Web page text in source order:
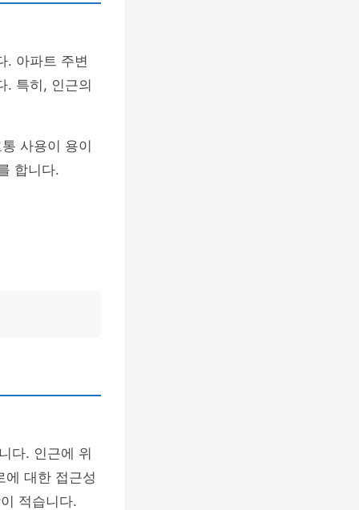
. 아파트 주변
. 특히, 인근의
사용이 용이
합니다.
다. 인근에 위
에 대한 접근성
적습니다.